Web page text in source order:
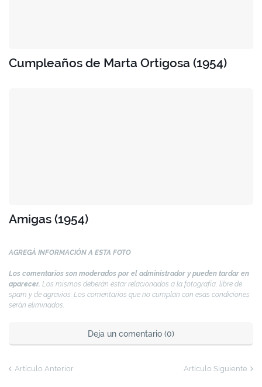
Cumpleaños de Marta Ortigosa (1954)
Amigas (1954)
AGREGÁ INFORMACIÓN A ESTA FOTO
Los comentarios son moderados por el administrador y pueden tardar en
aparecer. Los mismos deberán estar relacionados a la fotografía, libre de
spam y de agravios. Los comentarios que no cumplan con esas condiciones
serán eliminados.
Deja un comentario (0)
Artículo Anterior Artículo Siguiente